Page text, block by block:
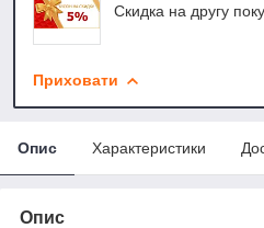
Скидка на другу
Приховати
Опис Характеристики
Опис